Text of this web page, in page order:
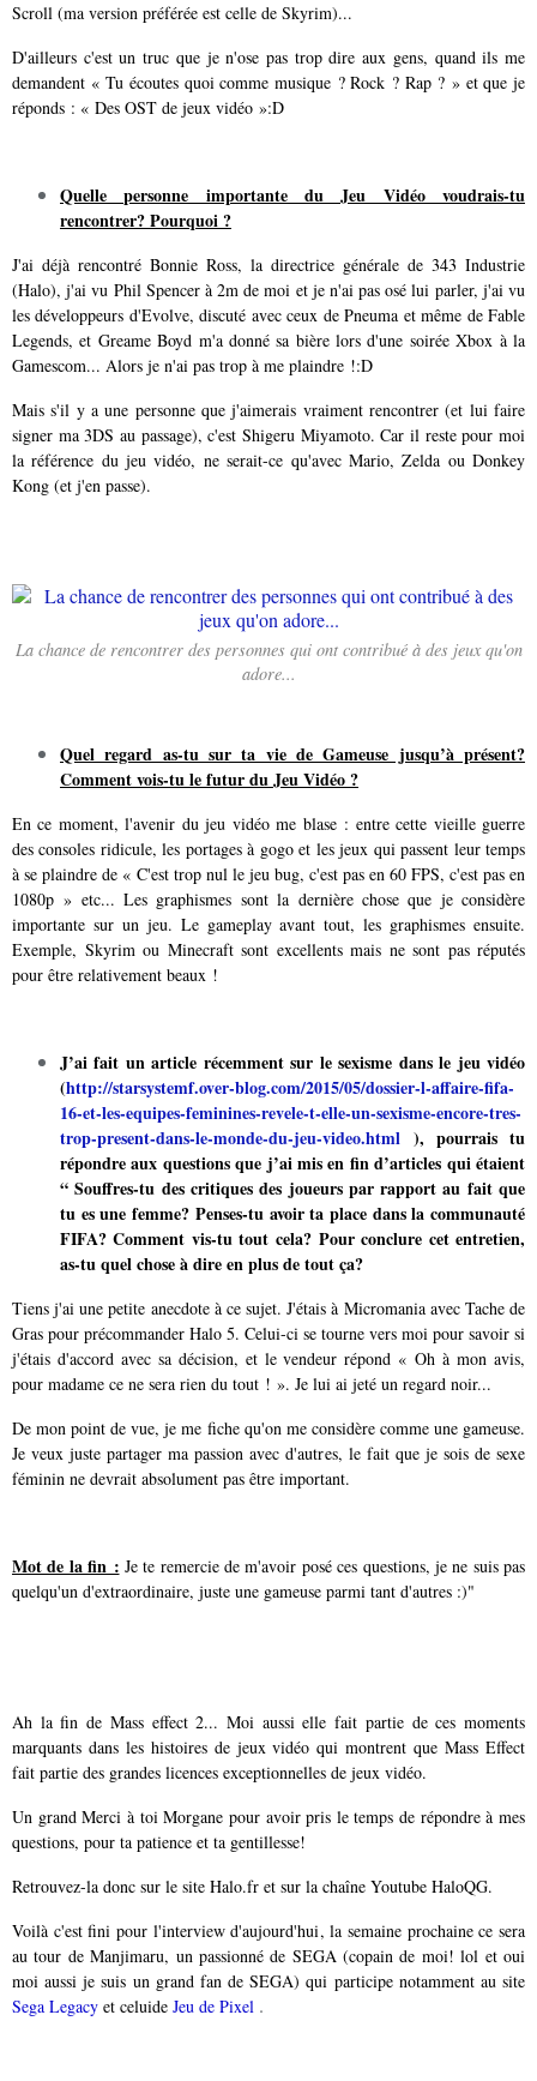
Scroll (ma version préférée est celle de Skyrim)...
D'ailleurs c'est un truc que je n'ose pas trop dire aux gens, quand ils me
demandent « Tu écoutes quoi comme musique ? Rock ? Rap ? » et que je
réponds : « Des OST de jeux vidéo »:D
Quelle personne importante du Jeu Vidéo voudrais-tu
rencontrer? Pourquoi ?
J'ai déjà rencontré Bonnie Ross, la directrice générale de 343 Industrie
(Halo), j'ai vu Phil Spencer à 2m de moi et je n'ai pas osé lui parler, j'ai vu
les développeurs d'Evolve, discuté avec ceux de Pneuma et même de Fable
Legends, et Greame Boyd m'a donné sa bière lors d'une soirée Xbox à la
Gamescom... Alors je n'ai pas trop à me plaindre !:D
Mais s'il y a une personne que j'aimerais vraiment rencontrer (et lui faire
signer ma 3DS au passage), c'est Shigeru Miyamoto. Car il reste pour moi
la référence du jeu vidéo, ne serait-ce qu'avec Mario, Zelda ou Donkey
Kong (et j'en passe).
La chance de rencontrer des personnes qui ont contribué à des jeux qu'on
adore...
Quel regard as-tu sur ta vie de Gameuse jusqu’à présent?
Comment vois-tu le futur du Jeu Vidéo ?
En ce moment, l'avenir du jeu vidéo me blase : entre cette vieille guerre
des consoles ridicule, les portages à gogo et les jeux qui passent leur temps
à se plaindre de « C'est trop nul le jeu bug, c'est pas en 60 FPS, c'est pas en
1080p » etc... Les graphismes sont la dernière chose que je considère
importante sur un jeu. Le gameplay avant tout, les graphismes ensuite.
Exemple, Skyrim ou Minecraft sont excellents mais ne sont pas réputés
pour être relativement beaux !
J’ai fait un article récemment sur le sexisme dans le jeu vidéo
(http://starsystemf.over-blog.com/2015/05/dossier-l-affaire-fifa-
16-et-les-equipes-feminines-revele-t-elle-un-sexisme-encore-tres-
trop-present-dans-le-monde-du-jeu-video.html ), pourrais tu
répondre aux questions que j’ai mis en fin d’articles qui étaient
“ Souffres-tu des critiques des joueurs par rapport au fait que
tu es une femme? Penses-tu avoir ta place dans la communauté
FIFA? Comment vis-tu tout cela? Pour conclure cet entretien,
as-tu quel chose à dire en plus de tout ça?
Tiens j'ai une petite anecdote à ce sujet. J'étais à Micromania avec Tache de
Gras pour précommander Halo 5. Celui-ci se tourne vers moi pour savoir si
j'étais d'accord avec sa décision, et le vendeur répond « Oh à mon avis,
pour madame ce ne sera rien du tout ! ». Je lui ai jeté un regard noir...
De mon point de vue, je me fiche qu'on me considère comme une gameuse.
Je veux juste partager ma passion avec d'autres, le fait que je sois de sexe
féminin ne devrait absolument pas être important.
Mot de la fin : Je te remercie de m'avoir posé ces questions, je ne suis pas
quelqu'un d'extraordinaire, juste une gameuse parmi tant d'autres :)"
Ah la fin de Mass effect 2... Moi aussi elle fait partie de ces moments
marquants dans les histoires de jeux vidéo qui montrent que Mass Effect
fait partie des grandes licences exceptionnelles de jeux vidéo.
Un grand Merci à toi Morgane pour avoir pris le temps de répondre à mes
questions, pour ta patience et ta gentillesse!
Retrouvez-la donc sur le site Halo.fr et sur la chaîne Youtube HaloQG.
Voilà c'est fini pour l'interview d'aujourd'hui, la semaine prochaine ce sera
au tour de Manjimaru, un passionné de SEGA (copain de moi! lol et oui
moi aussi je suis un grand fan de SEGA) qui participe notamment au site
Sega Legacy et celuide Jeu de Pixel .